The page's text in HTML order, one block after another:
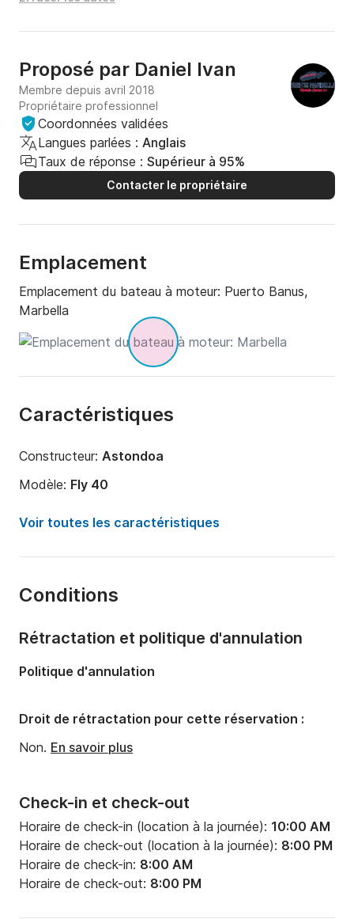
Proposé par Daniel Ivan
Membre depuis avril 2018
Propriétaire professionnel
Coordonnées validées
Langues parlées : Anglais
Taux de réponse : Supérieur à 95%
Contacter le propriétaire
Emplacement
Emplacement du bateau à moteur: Puerto Banus,
Marbella
Caractéristiques
Constructeur: Astondoa
Modèle: Fly 40
Puissance moteur:
740cv
Capacité à bord:
Nombre de cabines:
Voir toutes les caractéristiques
Conditions
Check-in et check-out
Horaire de check-in (location à la journée): 10:00 AM
Horaire de check-out (location à la journée): 8:00 PM
Horaire de check-in: 8:00 AM
Horaire de check-out: 8:00 PM
Rétractation et politique d'annulation
Politique d'annulation
Droit de rétractation pour cette réservation :
Non. En savoir plus